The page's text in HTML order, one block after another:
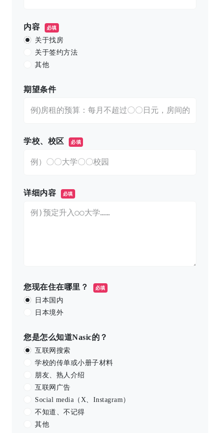
内容 必填
关于找房
关于签约方法
其他
期望条件
学校、校区 必填
详细内容 必填
您现在住在哪里？ 必填
日本国内
日本境外
您是怎么知道Nasic的？
互联网搜索
学校的传单或小册子材料
朋友、熟人介绍
互联网广告
Social media（X、Instagram）
不知道、不记得
其他